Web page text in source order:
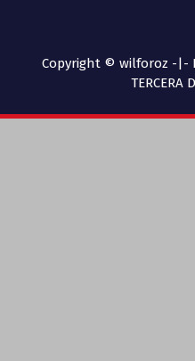
Copyright © wilforoz -|-
TERCERA